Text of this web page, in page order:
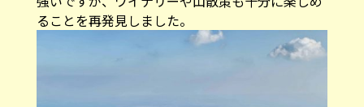
ることを再発見しました。